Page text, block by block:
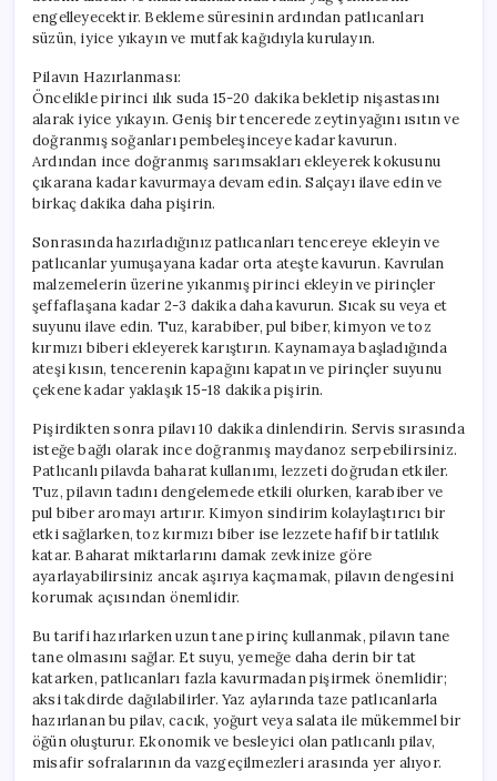
engelleyecektir. Bekleme süresinin ardından patlıcanları
süzün, iyice yıkayın ve mutfak kağıdıyla kurulayın.
Pilavın Hazırlanması:
Öncelikle pirinci ılık suda 15-20 dakika bekletip nişastasını
alarak iyice yıkayın. Geniş bir tencerede zeytinyağını ısıtın ve
doğranmış soğanları pembeleşinceye kadar kavurun.
Ardından ince doğranmış sarımsakları ekleyerek kokusunu
çıkarana kadar kavurmaya devam edin. Salçayı ilave edin ve
birkaç dakika daha pişirin.
Sonrasında hazırladığınız patlıcanları tencereye ekleyin ve
patlıcanlar yumuşayana kadar orta ateşte kavurun. Kavrulan
malzemelerin üzerine yıkanmış pirinci ekleyin ve pirinçler
şeffaflaşana kadar 2-3 dakika daha kavurun. Sıcak su veya et
suyunu ilave edin. Tuz, karabiber, pul biber, kimyon ve toz
kırmızı biberi ekleyerek karıştırın. Kaynamaya başladığında
ateşi kısın, tencerenin kapağını kapatın ve pirinçler suyunu
çekene kadar yaklaşık 15-18 dakika pişirin.
Pişirdikten sonra pilavı 10 dakika dinlendirin. Servis sırasında
isteğe bağlı olarak ince doğranmış maydanoz serpebilirsiniz.
Patlıcanlı pilavda baharat kullanımı, lezzeti doğrudan etkiler.
Tuz, pilavın tadını dengelemede etkili olurken, karabiber ve
pul biber aromayı artırır. Kimyon sindirim kolaylaştırıcı bir
etki sağlarken, toz kırmızı biber ise lezzete hafif bir tatlılık
katar. Baharat miktarlarını damak zevkinize göre
ayarlayabilirsiniz ancak aşırıya kaçmamak, pilavın dengesini
korumak açısından önemlidir.
Bu tarifi hazırlarken uzun tane pirinç kullanmak, pilavın tane
tane olmasını sağlar. Et suyu, yemeğe daha derin bir tat
katarken, patlıcanları fazla kavurmadan pişirmek önemlidir;
aksi takdirde dağılabilirler. Yaz aylarında taze patlıcanlarla
hazırlanan bu pilav, cacık, yoğurt veya salata ile mükemmel bir
öğün oluşturur. Ekonomik ve besleyici olan patlıcanlı pilav,
misafir sofralarının da vazgeçilmezleri arasında yer alıyor.